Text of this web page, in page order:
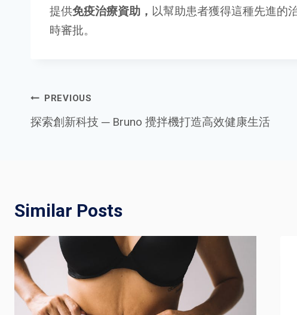
提供免疫治療資助， 以幫助患者獲得這種先進的
時審批。
Post
PREVIOUS
探索創新科技 ─ Bruno 攪拌機打造高效健康生活
Similar Posts